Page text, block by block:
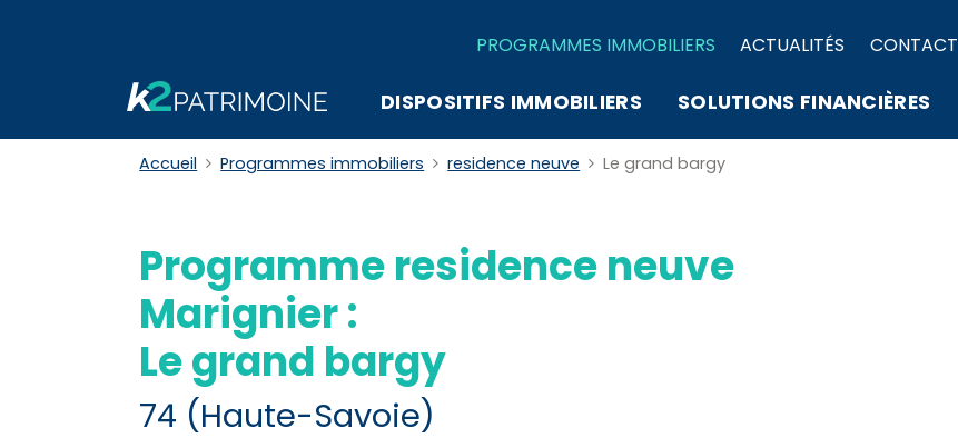
PROGRAMMES IMMOBILIERS ACTUALITÉS CONTACT
DISPOSITIFS IMMOBILIERS SOLUTIONS FINANCIÈRES
Accueil Programmes immobiliers residence neuve Le grand bargy
Programme residence neuve
Marignier :
Le grand bargy
74 (Haute-Savoie)